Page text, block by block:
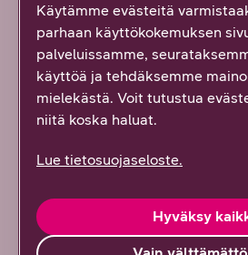
Google WiFi Mesh -järjestelmä
Käytämme evästeitä
parhaan käyttökokemuksen
palveluissamme,
käyttöä ja tehdäksemme
mielekästä. Voit tutustua
niitä koska haluat.
Lue tietosuojaseloste.
Hyväksy